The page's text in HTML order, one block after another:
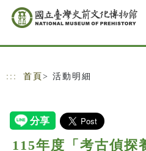
跳到主要內容
網站導覽
::: 首頁 > 活動明細
115年度「考古偵探